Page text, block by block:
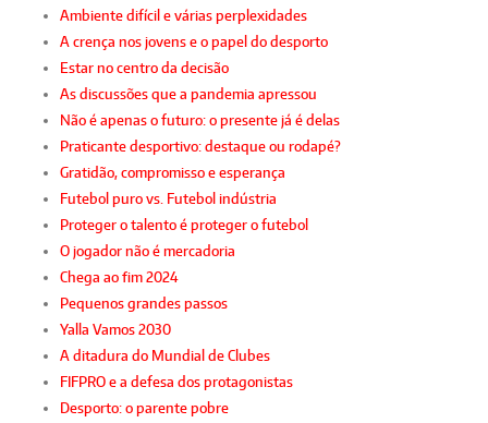
Ambiente difícil e várias perplexidades
A crença nos jovens e o papel do desporto
Estar no centro da decisão
As discussões que a pandemia apressou
Não é apenas o futuro: o presente já é delas
Praticante desportivo: destaque ou rodapé?
Gratidão, compromisso e esperança
Futebol puro vs. Futebol indústria
Proteger o talento é proteger o futebol
O jogador não é mercadoria
Chega ao fim 2024
Pequenos grandes passos
Yalla Vamos 2030
A ditadura do Mundial de Clubes
FIFPRO e a defesa dos protagonistas
Desporto: o parente pobre